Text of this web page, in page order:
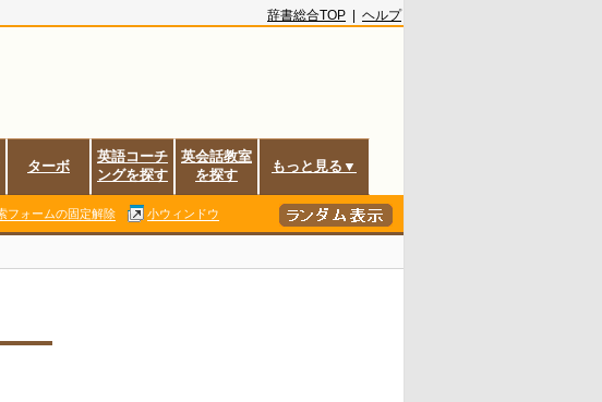
辞書総合TOP ヘルプ
ターボ
英語コーチ
ングを探す
英会話教室
を探す
もっと見る▼
フォームの固定解除 小ウィンドウ